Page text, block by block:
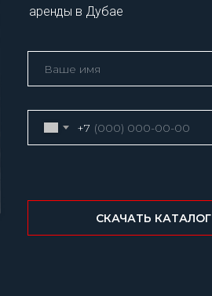
+7
СКАЧАТЬ КАТАЛОГ
аренды в Дубае